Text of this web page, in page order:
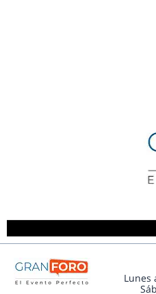
Lunes